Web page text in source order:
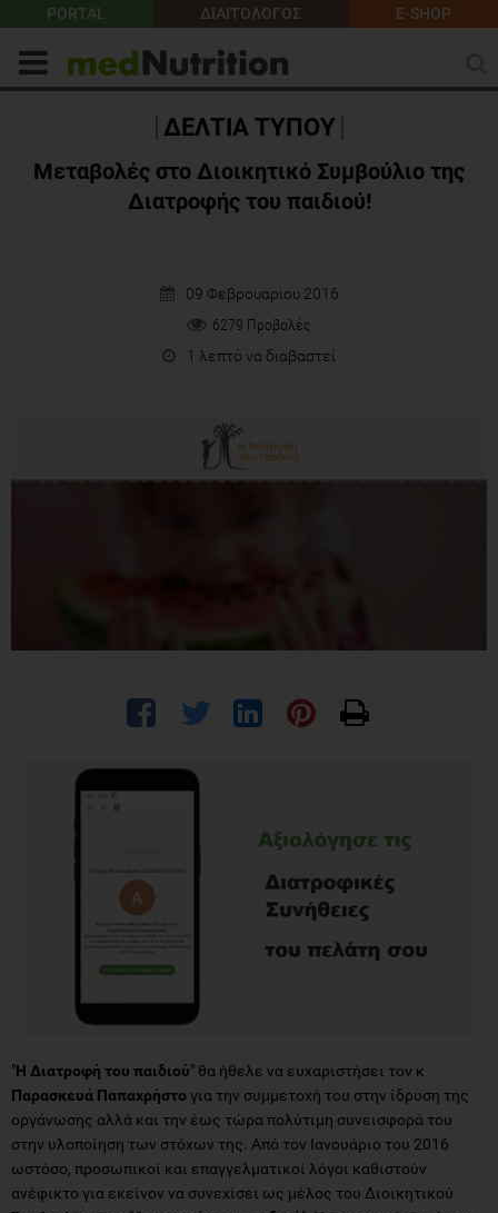
PORTAL ΔΙΑΙΤΟΛΟΓΟΣ E-SHOP
ΔΕΛΤΙΑ ΤΥΠΟΥ
Μεταβολές στο Διοικητικό Συμβούλιο της
Διατροφής του παιδιού!
09 Φεβρουαρίου 2016
6279 Προβολές
1 λεπτό να διαβαστεί
"Η Διατροφή του παιδιού" θα ήθελε να ευχαριστήσει τον κ
Παρασκευά Παπαχρήστο για την συμμετοχή του στην ίδρυση της
οργάνωσης αλλά και την έως τώρα πολύτιμη συνεισφορά του
στην υλοποίηση των στόχων της. Από τον Ιανουάριο του 2016
ωστόσο, προσωπικοί και επαγγελματικοί λόγοι καθιστούν
ανέφικτο για εκείνον να συνεχίσει ως μέλος του Διοικητικού